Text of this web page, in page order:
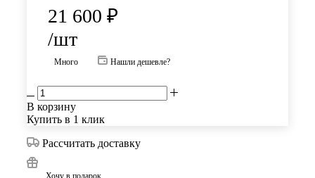
21 600 ₽
/шт
Много Нашли дешевле?
В корзину
Купить в 1 клик
Рассчитать доставку
Хочу в подарок